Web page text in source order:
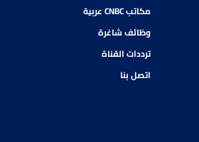
مكاتب CNBC عربية
وظائف شاغرة
ترددات القناة
اتصل بنا